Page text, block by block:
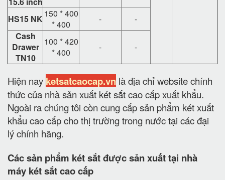
HS15 NK 150 * 400
* 400
-
-
Cash
Drawer
TN10
100 * 420
* 400
- -
Hiện nay ketsatcaocap.vn là địa chỉ website chính
thức của nhà sản xuất két sắt cao cấp xuất khẩu.
Ngoài ra chúng tôi còn cung cấp sản phẩm két xuất
khẩu cao cấp cho thị trường trong nước tại các đại
lý chính hãng.
Các sản phẩm két sắt được sản xuất tại nhà
máy két sắt cao cấp